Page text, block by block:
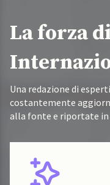
La forza
Una redazione di
costantemente
alla fonte e riportate